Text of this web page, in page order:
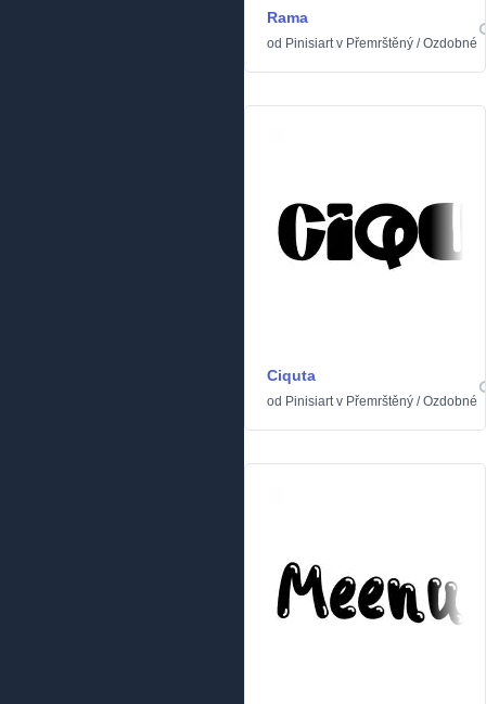
Rama
od Pinisiartv Přemrštěný /Ozdobné
Ciquta
od Pinisiartv Přemrštěný /Ozdobné